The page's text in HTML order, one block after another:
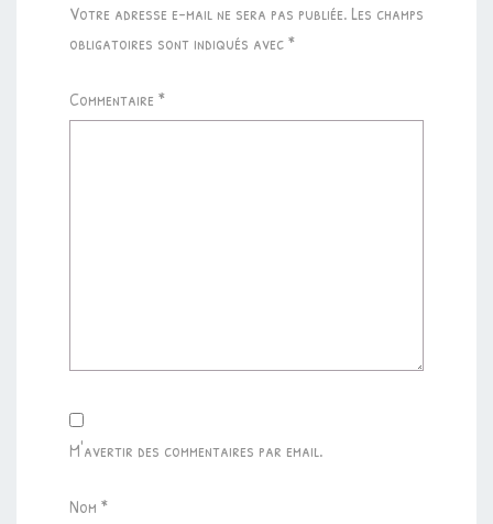
Votre adresse e-mail ne sera pas publiée. Les champs
obligatoires sont indiqués avec*
Commentaire *
M'avertir des commentaires par email.
Nom *